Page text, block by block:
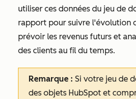
utiliser ces données du jeu de
rapport pour suivre l'évolution
prévoir les revenus futurs et
des clients au fil du temps.
Remarque : Si votre jeu de
des objets HubSpot et